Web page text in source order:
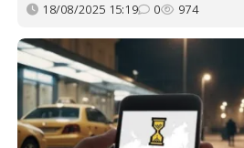
18/08/2025 15:19 0 974